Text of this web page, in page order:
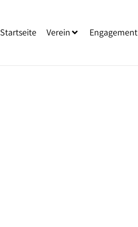
Startseite Verein Engagement